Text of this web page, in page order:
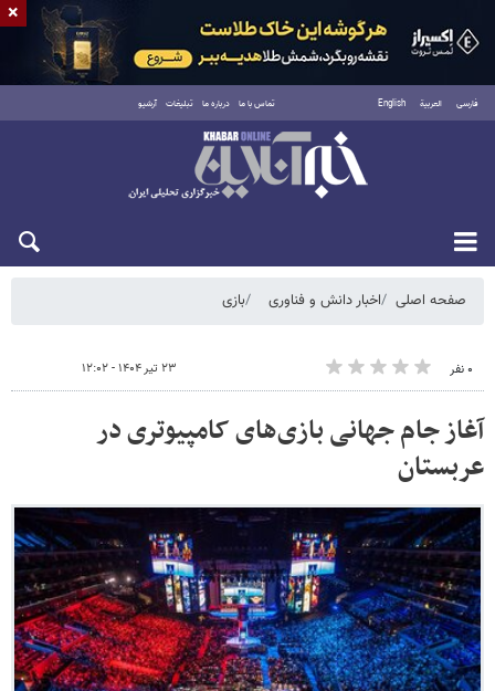
فارسی العربية English تماس با ما درباره ما تبلیغات آرشیو
شنبه ۱۷ مرداد ۱۴۰۵
صفحه اصلی اخبار دانش و فناوری بازی
۰ نفر ۲۳ تیر ۱۴۰۴ - ۱۲:۰۲
آغاز جام جهانی بازی‌های کامپیوتری در
عربستان
×